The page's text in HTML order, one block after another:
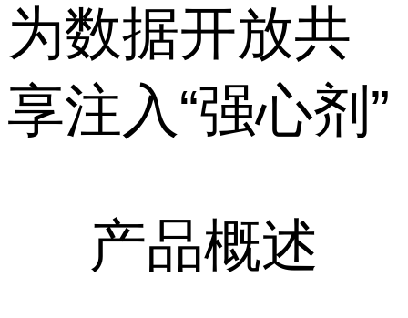
为数据开放共
享注入“强心剂”
产品概述